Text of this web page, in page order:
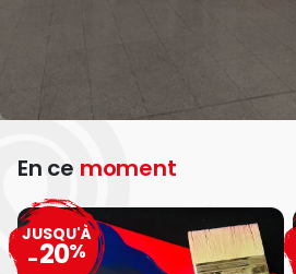
En ce moment
JUSQU'À
-20%